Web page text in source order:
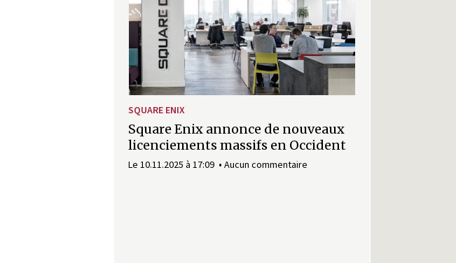
SQUARE ENIX
Square Enix annonce de nouveaux
licenciements massifs en Occident
Le 10.11.2025 à 17:09 Aucun commentaire